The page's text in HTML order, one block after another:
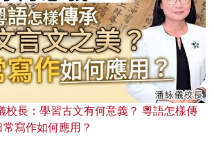
校長：學習古文有何意義？ 粵語怎樣傳
寫作如何應用？